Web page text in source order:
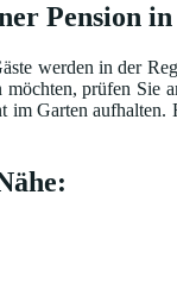
Pension
werden in der
prüfen
im Garten